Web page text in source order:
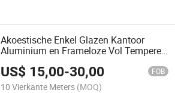
Akoestische Enkel Glazen Kantoor
Aluminium en Frameloze Vol Tempered
US$ 15,00-30,00 FOB
10 Vierkante Meters (MOQ)